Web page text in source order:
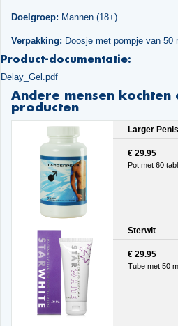
Doelgroep: Mannen (18+)
Verpakking: Doosje met pompje van 50
Product-documentatie:
Delay_Gel.pdf
Andere mensen kochten
producten
Larger Penis
€ 29.95
Pot met 60
Sterwit
€ 29.95
Tube met 50